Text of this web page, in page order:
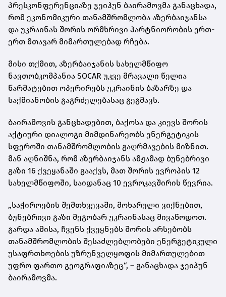
პრესკონფერენციაზე ჯეიჰუნ ბაირამოვმა განაცხადა,
რომ ეკონომიკური თანამშრომლობა აზერბაიჯანსა
და უკრაინას შორის ორმხრივი პარტნიორობის ერთ-
ერთ მთავარ მიმართულებად რჩება.
მისი თქმით, აზერბაიჯანის სახელმწიფო
ნავთობკომპანია SOCAR უკვე მრავალი წელია
წარმატებით ოპერირებს უკრაინის ბაზარზე და
საქმიანობის გაგრძელებასაც გეგმავს.
ბაირამოვის განცხადებით, ბაქოსა და კიევს შორის
აქტიური დიალოგი მიმდინარეობს ენერგეტიკის
სფეროში თანამშრომლობის გაღრმავების მიზნით.
მან აღნიშნა, რომ აზერბაიჯანს ამჟამად ბუნებრივი
გაზი 16 ქვეყანაში გააქვს, მათ შორის ევროპის 12
სახელმწიფოში, საიდანაც 10 ევროკავშირის წევრია.
„საჭიროების შემთხვევაში, მოხარული ვიქნებით,
ბუნებრივი გაზი მეგობარ უკრაინასაც მივაწოდოთ.
გარდა ამისა, ჩვენს ქვეყნებს შორის არსებობს
თანამშრომლობის შესაძლებლობები ენერგეტიკული
უსაფრთხოების უზრუნველყოფის მიმართულებით
უფრო ფართო გეოგრაფიაზეც“, – განაცხადა ჯეიჰუნ
ბაირამოვმა.